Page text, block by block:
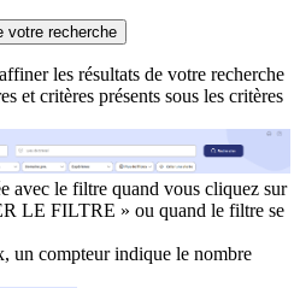
votre recherche
les résultats de votre recherche
et critères présents sous les critères
avec le filtre quand vous cliquez sur
LE FILTRE » ou quand le filtre se
un compteur indique le nombre